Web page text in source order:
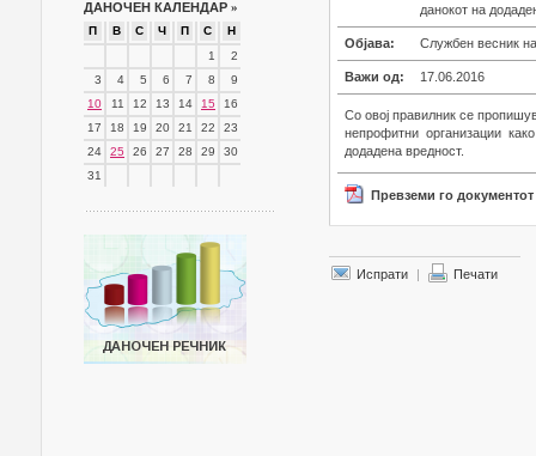
ДАНОЧЕН КАЛЕНДАР »
П В С Ч П С
Н
1
2
3
4 5 6 7 8
9
10
11 12 13 14 15
16
17
18 19 20 21 22
23
24
25 26 27 28 29
30
31
данокот на
Објава: Службен весник
Важи од: 17.06.2016
Со овој правилник се
непрофитни организации
додадена вредност.
Превземи го документот
Испрати | Печати